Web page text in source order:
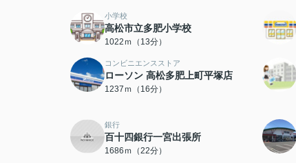
小学校
高松市立多肥小学校
1022ｍ（13分）
コンビニエンスストア
ローソン 高松多肥上町平塚店
1237ｍ（16分）
銀行
百十四銀行一宮出張所
1686ｍ（22分）